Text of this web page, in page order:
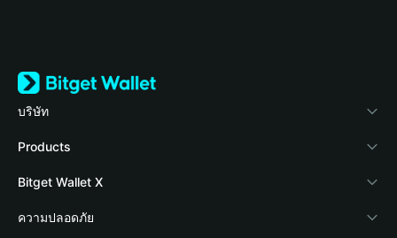
บริษัท
เกี่ยวกับ Bitget Wallet
Blog
Academy
Products
Crypto Card
Stablecoin Earn
Bitget Wallet X
นักพัฒนา
ความปลอดภัย